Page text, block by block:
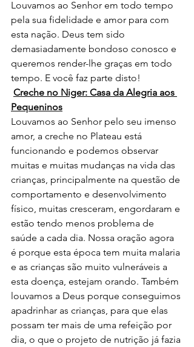
Louvamos ao Senhor em todo tempo
pela sua fidelidade e amor para com
esta nação. Deus tem sido
demasiadamente bondoso conosco e
queremos render-lhe graças em todo
tempo. E você faz parte disto!
Creche no Niger: Casa da Alegria aos
Pequeninos
Louvamos ao Senhor pelo seu imenso
amor, a creche no Plateau está
funcionando e podemos observar
muitas e muitas mudanças na vida das
crianças, principalmente na questão de
comportamento e desenvolvimento
físico, muitas cresceram, engordaram e
estão tendo menos problema de
saúde a cada dia. Nossa oração agora
é porque esta época tem muita malaria
e as crianças são muito vulneráveis a
esta doença, estejam orando. Também
louvamos a Deus porque conseguimos
apadrinhar as crianças, para que elas
possam ter mais de uma refeição por
dia, o que o projeto de nutrição já fazia